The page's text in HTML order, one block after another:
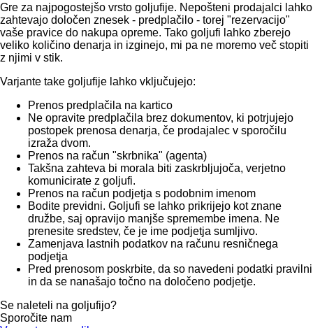
Gre za najpogostejšo vrsto goljufije. Nepošteni prodajalci lahko
zahtevajo določen znesek - predplačilo - torej "rezervacijo"
vaše pravice do nakupa opreme. Tako goljufi lahko zberejo
veliko količino denarja in izginejo, mi pa ne moremo več stopiti
z njimi v stik.
Varjante take goljufije lahko vključujejo:
Prenos predplačila na kartico
Ne opravite predplačila brez dokumentov, ki potrjujejo
postopek prenosa denarja, če prodajalec v sporočilu
izraža dvom.
Prenos na račun "skrbnika" (agenta)
Takšna zahteva bi morala biti zaskrbljujoča, verjetno
komunicirate z goljufi.
Prenos na račun podjetja s podobnim imenom
Bodite previdni. Goljufi se lahko prikrijejo kot znane
družbe, saj opravijo manjše spremembe imena. Ne
prenesite sredstev, če je ime podjetja sumljivo.
Zamenjava lastnih podatkov na računu resničnega
podjetja
Pred prenosom poskrbite, da so navedeni podatki pravilni
in da se nanašajo točno na določeno podjetje.
Se naleteli na goljufijo?
Sporočite nam